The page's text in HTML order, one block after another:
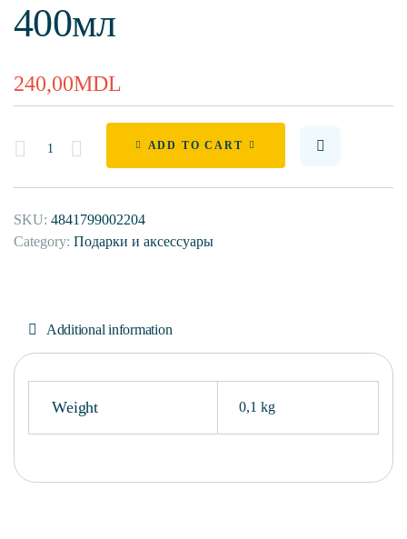
400мл
240,00MDL
Quantity ADD TO CART
SKU: 4841799002204
Category: Подарки и аксессуары
Additional information
Weight 0,1 kg